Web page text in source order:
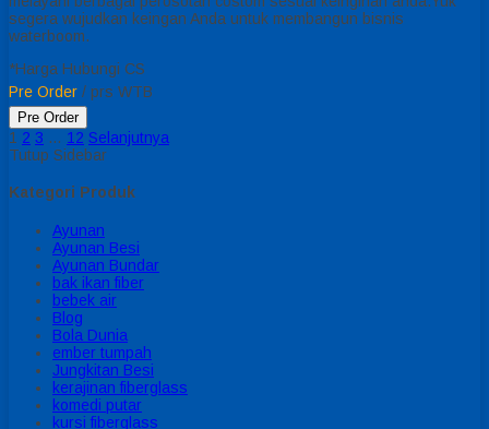
segera wujudkan keingan Anda untuk membangun bisnis
waterboom.
*Harga Hubungi CS
Pre Order / prs WTB
Pre Order
1 2 3 … 12 Selanjutnya
Tutup Sidebar
Kategori Produk
Ayunan
Ayunan Besi
Ayunan Bundar
bak ikan fiber
bebek air
Blog
Bola Dunia
ember tumpah
Jungkitan Besi
kerajinan fiberglass
komedi putar
kursi fiberglass